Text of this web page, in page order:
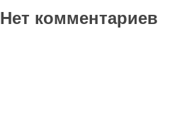
Нет комментариев